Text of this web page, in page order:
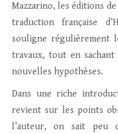
Mazzarino, les éditions
traduction française
souligne régulièrement
travaux, tout en
nouvelles hypothèses.
Dans une riche
revient sur les points
l’auteur, on sait peu